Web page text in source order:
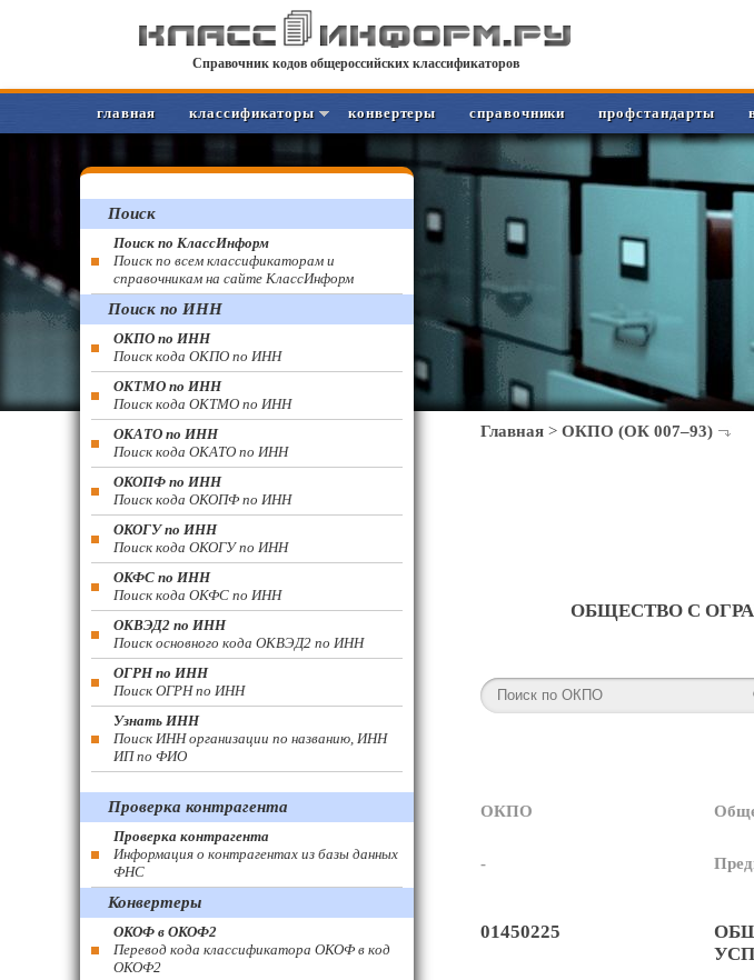
Справочник кодов общероссийских классификаторов
главная классификаторы конвертеры справочники профстандарты
Главная > ОКПО (ОК 007–93)
ОБЩЕСТВО С
ОКПО
-
01450225
Поиск
Поиск по КлассИнформ
Поиск по всем классификаторам и
справочникам на сайте КлассИнформ
Поиск по ИНН
ОКПО по ИНН
Поиск кода ОКПО по ИНН
ОКТМО по ИНН
Поиск кода ОКТМО по ИНН
ОКАТО по ИНН
Поиск кода ОКАТО по ИНН
ОКОПФ по ИНН
Поиск кода ОКОПФ по ИНН
ОКОГУ по ИНН
Поиск кода ОКОГУ по ИНН
ОКФС по ИНН
Поиск кода ОКФС по ИНН
ОКВЭД2 по ИНН
Поиск основного кода ОКВЭД2 по ИНН
ОГРН по ИНН
Поиск ОГРН по ИНН
Узнать ИНН
Поиск ИНН организации по названию, ИНН
ИП по ФИО
Проверка контрагента
Проверка контрагента
Информация о контрагентах из базы данных
ФНС
Конвертеры
ОКОФ в ОКОФ2
Перевод кода классификатора ОКОФ в код
ОКОФ2